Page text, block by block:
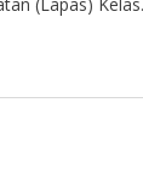
(Lapas)